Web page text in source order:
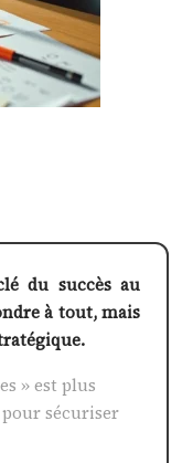
du succès au
à tout, mais
» est plus
pour sécuriser